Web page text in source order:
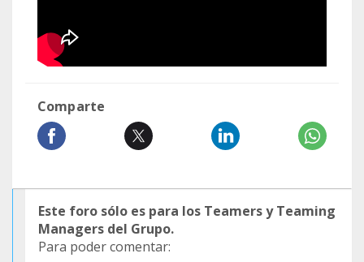
Comparte
Este foro sólo es para los Teamers y Teaming
Managers del Grupo.
Para poder comentar: